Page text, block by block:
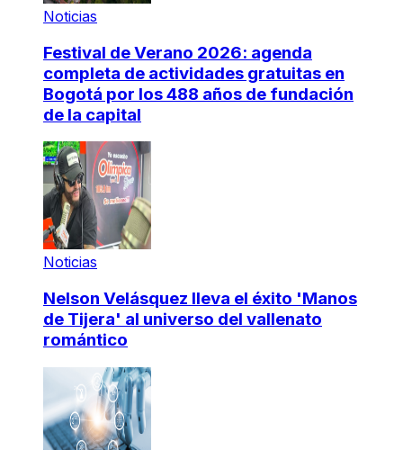
Noticias
Festival de Verano 2026: agenda
completa de actividades gratuitas en
Bogotá por los 488 años de fundación
de la capital
Noticias
Nelson Velásquez lleva el éxito 'Manos
de Tijera' al universo del vallenato
romántico